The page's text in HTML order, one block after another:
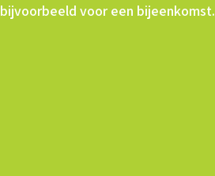
bijvoorbeeld voor een bijeenkomst.